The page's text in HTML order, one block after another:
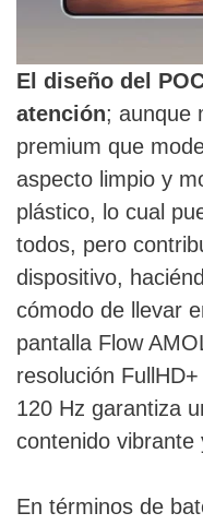
El diseño del
atención; aunque
premium que
aspecto limpio y
plástico, lo cual
todos, pero
dispositivo,
cómodo de llevar
pantalla Flow
resolución
120 Hz garantiza
contenido vibrante
En términos de